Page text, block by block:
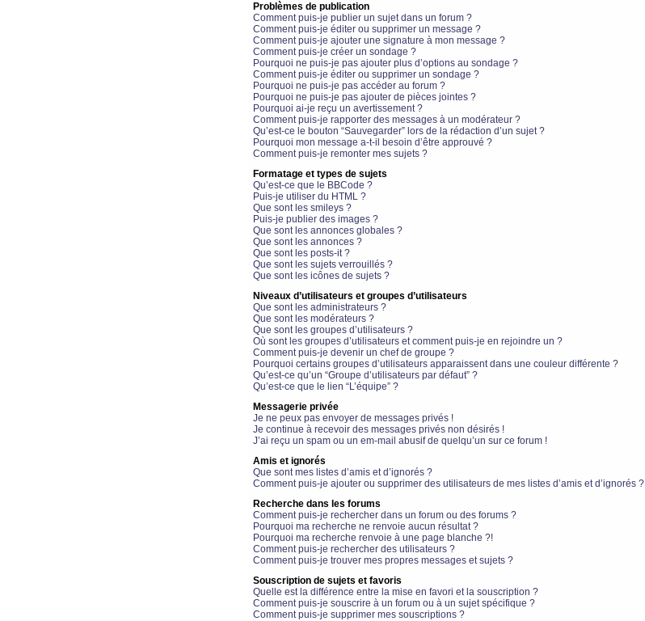
Problèmes de publication
Comment puis-je publier un sujet dans un forum ?
Comment puis-je éditer ou supprimer un message ?
Comment puis-je ajouter une signature à mon message ?
Comment puis-je créer un sondage ?
Pourquoi ne puis-je pas ajouter plus d’options au sondage ?
Comment puis-je éditer ou supprimer un sondage ?
Pourquoi ne puis-je pas accéder au forum ?
Pourquoi ne puis-je pas ajouter de pièces jointes ?
Pourquoi ai-je reçu un avertissement ?
Comment puis-je rapporter des messages à un modérateur ?
Qu’est-ce le bouton “Sauvegarder” lors de la rédaction d’un sujet ?
Pourquoi mon message a-t-il besoin d’être approuvé ?
Comment puis-je remonter mes sujets ?
Formatage et types de sujets
Qu’est-ce que le BBCode ?
Puis-je utiliser du HTML ?
Que sont les smileys ?
Puis-je publier des images ?
Que sont les annonces globales ?
Que sont les annonces ?
Que sont les posts-it ?
Que sont les sujets verrouillés ?
Que sont les icônes de sujets ?
Niveaux d’utilisateurs et groupes d’utilisateurs
Que sont les administrateurs ?
Que sont les modérateurs ?
Que sont les groupes d’utilisateurs ?
Où sont les groupes d’utilisateurs et comment puis-je en rejoindre un ?
Comment puis-je devenir un chef de groupe ?
Pourquoi certains groupes d’utilisateurs apparaissent dans une couleur différente ?
Qu’est-ce qu’un “Groupe d’utilisateurs par défaut” ?
Qu’est-ce que le lien “L’équipe” ?
Messagerie privée
Je ne peux pas envoyer de messages privés !
Je continue à recevoir des messages privés non désirés !
J’ai reçu un spam ou un em-mail abusif de quelqu’un sur ce forum !
Amis et ignorés
Que sont mes listes d’amis et d’ignorés ?
Comment puis-je ajouter ou supprimer des utilisateurs de mes listes d’amis et d’ignorés ?
Recherche dans les forums
Comment puis-je rechercher dans un forum ou des forums ?
Pourquoi ma recherche ne renvoie aucun résultat ?
Pourquoi ma recherche renvoie à une page blanche ?!
Comment puis-je rechercher des utilisateurs ?
Comment puis-je trouver mes propres messages et sujets ?
Souscription de sujets et favoris
Quelle est la différence entre la mise en favori et la souscription ?
Comment puis-je souscrire à un forum ou à un sujet spécifique ?
Comment puis-je supprimer mes souscriptions ?